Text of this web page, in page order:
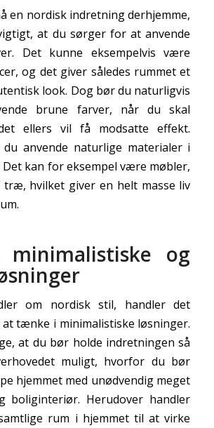
en nordisk indretning derhjemme,
at du sørger for at anvende
Det kunne eksempelvis være
og det giver således rummet et
look. Dog bør du naturligvis
brune farver, når du skal
ellers vil få modsatte effekt.
du anvende naturlige materialer i
kan for eksempel være møbler,
hvilket giver en helt masse liv
og
om nordisk stil, handler det
tænke i minimalistiske løsninger.
at du bør holde indretningen så
muligt, hvorfor du bør
hjemmet med unødvendig meget
boliginteriør. Herudover handler
rum i hjemmet til at virke